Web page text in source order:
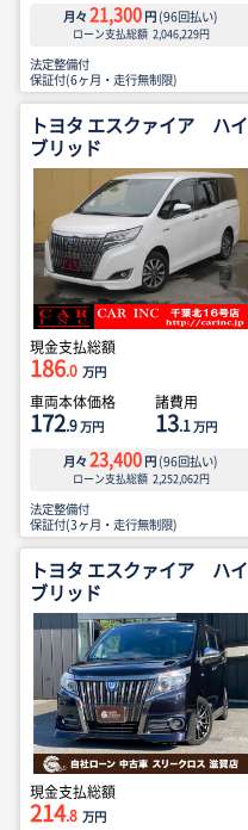
月々 21,300 円 (96回払い)
ローン支払総額 2,046,229円
法定整備付
保証付(6ヶ月・走行無制限)
トヨタ エスクァイア ハイ
ブリッド
現金支払総額
186.0 万円
車両本体価格
172.9万円
諸費用
13.1万円
月々 23,400 円 (96回払い)
ローン支払総額 2,252,062円
法定整備付
保証付(3ヶ月・走行無制限)
トヨタ エスクァイア ハイ
ブリッド
現金支払総額
214.8 万円